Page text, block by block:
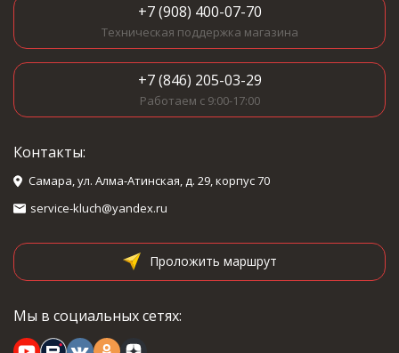
+7 (908) 400-07-70
Техническая поддержка магазина
+7 (846) 205-03-29
Работаем с 9:00-17:00
Контакты:
Самара, ул. Алма-Атинская, д. 29, корпус 70
service-kluch@yandex.ru
Проложить маршрут
Мы в социальных сетях: